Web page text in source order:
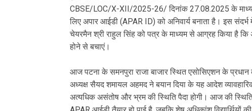
CBSE/LOC/X-XII/2025-26/ दिनांक 27.08.2025 के माध्यम
लिए अपार आईडी (APAR ID) को अनिवार्य बनाता है। इस
चेयरमैन श्री राहुल सिंह को पत्र के माध्यम से आग्रह किया है कि
होने से बचाएं।
आज पटना के समनपुरा राजा बाजार स्थित एसोसिएशन के प्रधान
अध्यक्ष सैयद शमायल अहमद ने बयान दिया के यह आदेश
अत्यधिक असंतोष और भ्रम की स्थिति पैदा होगी। आज की